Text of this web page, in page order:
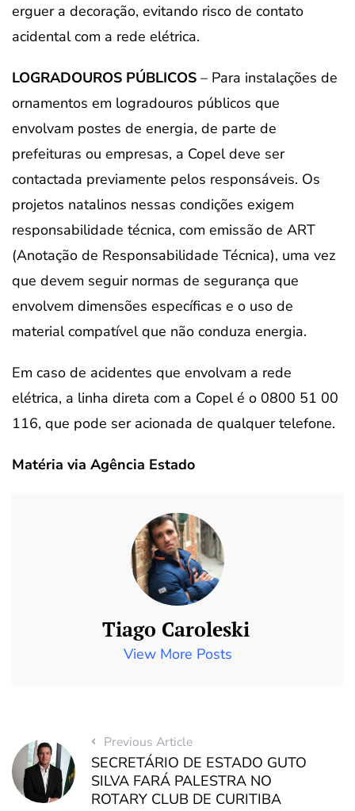
erguer a decoração, evitando risco de contato
acidental com a rede elétrica.
LOGRADOUROS PÚBLICOS – Para instalações de
ornamentos em logradouros públicos que
envolvam postes de energia, de parte de
prefeituras ou empresas, a Copel deve ser
contactada previamente pelos responsáveis. Os
projetos natalinos nessas condições exigem
responsabilidade técnica, com emissão de ART
(Anotação de Responsabilidade Técnica), uma vez
que devem seguir normas de segurança que
envolvem dimensões específicas e o uso de
material compatível que não conduza energia.
Em caso de acidentes que envolvam a rede
elétrica, a linha direta com a Copel é o 0800 51 00
116, que pode ser acionada de qualquer telefone.
Matéria via Agência Estado
Tiago Caroleski
View More Posts
Previous Article
SECRETÁRIO DE ESTADO GUTO
SILVA FARÁ PALESTRA NO
ROTARY CLUB DE CURITIBA